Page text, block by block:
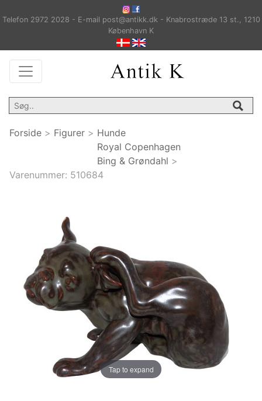
Telefon 2972 2028 - E-mail post@antikk.dk - Knabrostræde 13 st., 1210
København K
Forside > Figurer > Hunde
Royal Copenhagen
Bing & Grøndahl >
Varenummer: 510684
Tap to expand